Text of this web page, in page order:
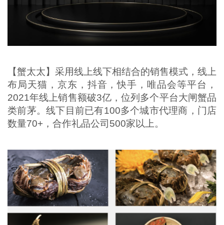
【蟹太太】采用线上线下相结合的销售模式，线上
布局天猫，京东，抖音，快手，唯品会等平台，
2021年线上销售额破3亿，位列多个平台大闸蟹品
类前茅。线下目前已有100多个城市代理商，门店
数量70+，合作礼品公司500家以上。